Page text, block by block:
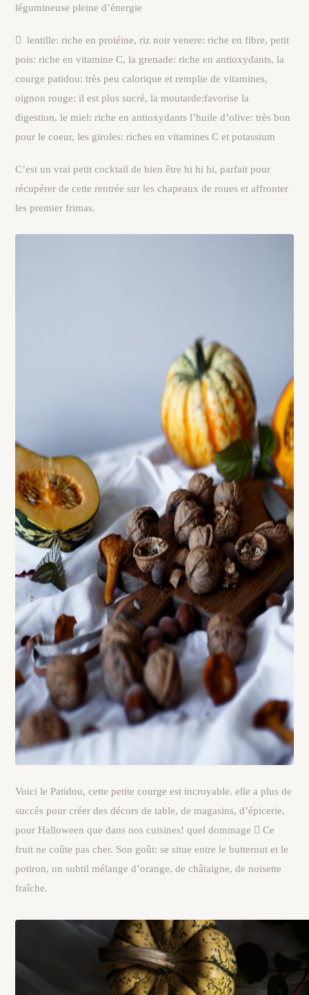
légumineuse pleine d’énergie
 lentille: riche en protéine, riz noir venere: riche en fibre, petit
pois: riche en vitamine C, la grenade: riche en antioxydants, la
courge patidou: très peu calorique et remplie de vitamines,
oignon rouge: il est plus sucré, la moutarde:favorise la
digestion, le miel: riche en antioxydants l’huile d’olive: très bon
pour le coeur, les giroles: riches en vitamines C et potassium
C’est un vrai petit cocktail de bien être hi hi hi, parfait pour
récupérer de cette rentrée sur les chapeaux de roues et affronter
les premier frimas.
Voici le Patidou, cette petite courge est incroyable. elle a plus de
succès pour créer des décors de table, de magasins, d’épicerie,
pour Halloween que dans nos cuisines! quel dommage  Ce
fruit ne coûte pas cher. Son goût: se situe entre le butternut et le
potiron, un subtil mélange d’orange, de châtaigne, de noisette
fraîche.